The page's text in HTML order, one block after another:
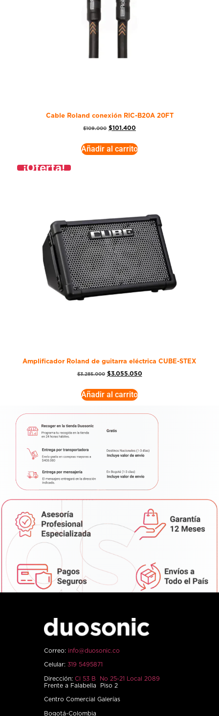
Cable Roland conexión RIC-B20A 20FT
$109.000 $101.400
Añadir al carrito
¡Oferta!
Amplificador Roland de guitarra eléctrica CUBE-STEX
$3.285.000 $3.055.050
Añadir al carrito
Correo: info@duosonic.co
Celular: 319 5495871
Dirección: Cl 53 B No 25-21 Local 2089
Frente a Falabella Piso 2
Centro Comercial Galerías
Bogotá-Colombia